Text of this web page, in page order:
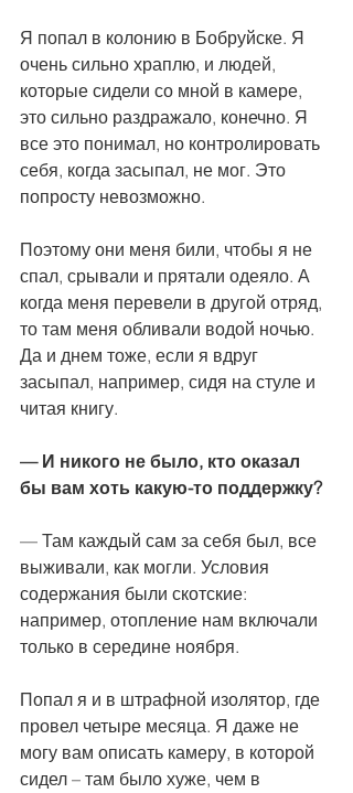
Я попал в колонию в Бобруйске. Я
очень сильно храплю, и людей,
которые сидели со мной в камере,
это сильно раздражало, конечно. Я
все это понимал, но контролировать
себя, когда засыпал, не мог. Это
попросту невозможно.
Поэтому они меня били, чтобы я не
спал, срывали и прятали одеяло. А
когда меня перевели в другой отряд,
то там меня обливали водой ночью.
Да и днем тоже, если я вдруг
засыпал, например, сидя на стуле и
читая книгу.
— И никого не было, кто оказал
бы вам хоть какую-то поддержку?
— Там каждый сам за себя был, все
выживали, как могли. Условия
содержания были скотские:
например, отопление нам включали
только в середине ноября.
Попал я и в штрафной изолятор, где
провел четыре месяца. Я даже не
могу вам описать камеру, в которой
сидел – там было хуже, чем в